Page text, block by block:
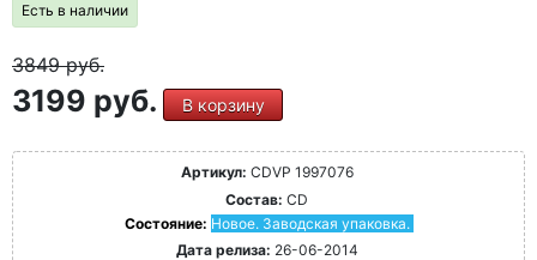
Есть в наличии
3849руб.
3199 руб. В корзину
Артикул: CDVP 1997076
Состав: CD
Состояние: Новое. Заводская упаковка.
Дата релиза: 26-06-2014